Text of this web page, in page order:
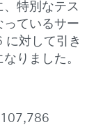
特別なテス
っているサー
対して引き
りました。